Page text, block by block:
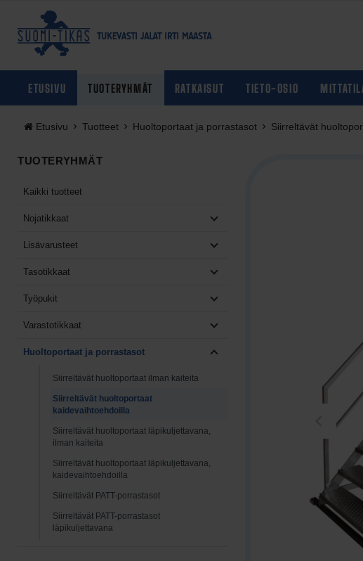
ETUSIVU TUOTERYHMÄT RATKAISUT TIETO-OSIO
Etusivu Tuotteet Huoltoportaat ja porrastasot Siirreltävät
TUOTERYHMÄT
Kaikki tuotteet
Nojatikkaat Näytä tuotteet: Nojatikkaat
Lisävarusteet Näytä tuotteet: Lisävarusteet
Tasotikkaat Näytä tuotteet: Tasotikkaat
Työpukit Näytä tuotteet: Työpukit
Varastotikkaat Näytä tuotteet: Varastotikkaat
Huoltoportaat ja porrastasot Näytä tuotteet: Huoltoportaat ja
Siirreltävät huoltoportaat ilman kaiteita
Siirreltävät huoltoportaat
kaidevaihtoehdoilla
Siirreltävät huoltoportaat läpikuljettavana,
ilman kaiteita
Siirreltävät huoltoportaat läpikuljettavana,
kaidevaihtoehdoilla
Siirreltävät PATT-porrastasot
Siirreltävät PATT-porrastasot
läpikuljettavana